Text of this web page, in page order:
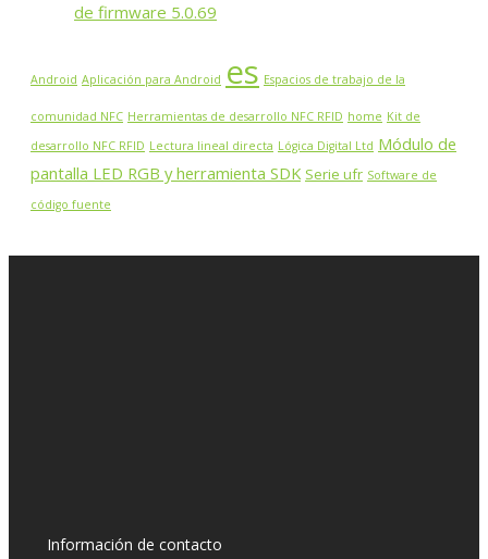
de firmware 5.0.69
Android Aplicación para Android es Espacios de trabajo de la
comunidad NFC Herramientas de desarrollo NFC RFID home Kit de
desarrollo NFC RFID Lectura lineal directa Lógica Digital Ltd Módulo de
pantalla LED RGB y herramienta SDK Serie ufr Software de
código fuente
Información de contacto